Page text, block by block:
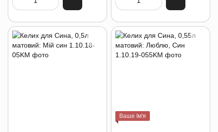
Ваше Ім'я